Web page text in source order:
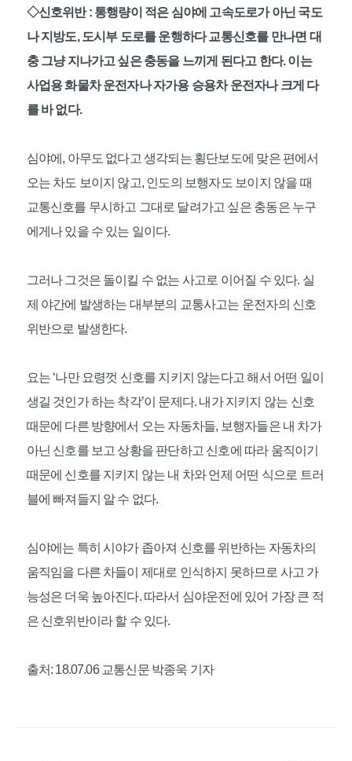
◇신호위반 : 통행량이 적은 심야에 고속도로가 아닌 국도
나 지방도, 도시부 도로를 운행하다 교통신호를 만나면 대
충 그냥 지나가고 싶은 충동을 느끼게 된다고 한다. 이는
사업용 화물차 운전자나 자가용 승용차 운전자나 크게 다
를 바 없다.
심야에, 아무도 없다고 생각되는 횡단보도에 맞은 편에서
오는 차도 보이지 않고, 인도의 보행자도 보이지 않을 때
교통신호를 무시하고 그대로 달려가고 싶은 충동은 누구
에게나 있을 수 있는 일이다.
그러나 그것은 돌이킬 수 없는 사고로 이어질 수 있다. 실
제 야간에 발생하는 대부분의 교통사고는 운전자의 신호
위반으로 발생한다.
요는 ‘나만 요령껏 신호를 지키지 않는다고 해서 어떤 일이
생길 것인가 하는 착각’이 문제다. 내가 지키지 않는 신호
때문에 다른 방향에서 오는 자동차들, 보행자들은 내 차가
아닌 신호를 보고 상황을 판단하고 신호에 따라 움직이기
때문에 신호를 지키지 않는 내 차와 언제 어떤 식으로 트러
블에 빠져들지 알 수 없다.
심야에는 특히 시야가 좁아져 신호를 위반하는 자동차의
움직임을 다른 차들이 제대로 인식하지 못하므로 사고 가
능성은 더욱 높아진다. 따라서 심야운전에 있어 가장 큰 적
은 신호위반이라 할 수 있다.
출처: 18.07.06 교통신문 박종욱 기자